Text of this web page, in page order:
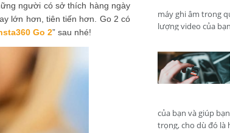
người có sở thích hàng ngày
lớn hơn, tiên tiến hơn. Go 2 có
Go 2” sau nhé!
máy ghi âm trong
lượng video của
của bạn và giúp
trọng, cho dù đó là